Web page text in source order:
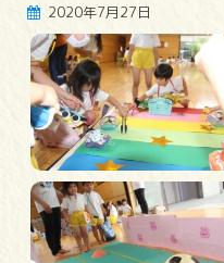
2020年7月27日